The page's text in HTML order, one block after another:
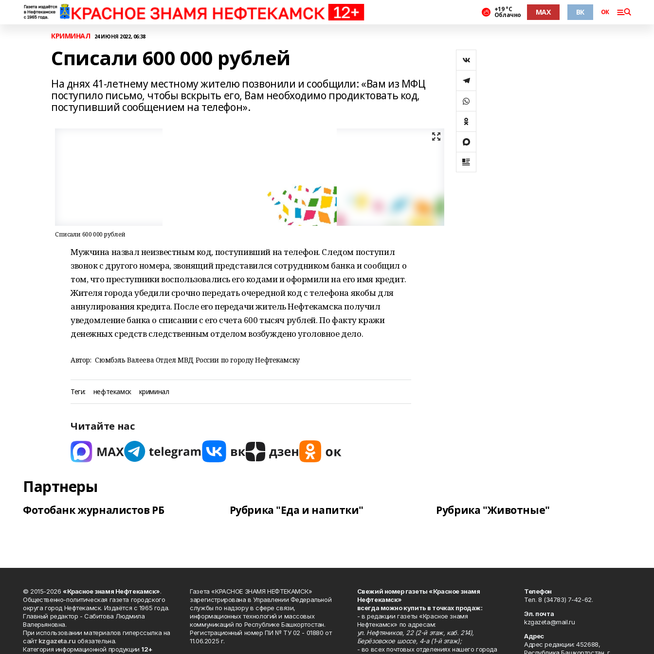
+19 °С
Облачно MAX ВК ОК
КРИМИНАЛ 24 ИЮНЯ 2022, 06:38
Списали 600 000 рублей
На днях 41-летнему местному жителю позвонили и сообщили: «Вам из МФЦ
поступило письмо, чтобы вскрыть его, Вам необходимо продиктовать код,
поступивший сообщением на телефон».
Списали 600 000 рублей
Мужчина назвал неизвестным код, поступивший на телефон. Следом поступил
звонок с другого номера, звонящий представился сотрудником банка и сообщил о
том, что преступники воспользовались его кодами и оформили на его имя кредит.
Жителя города убедили срочно передать очередной код с телефона якобы для
аннулирования кредита. После его передачи житель Нефтекамска получил
уведомление банка о списании с его счета 600 тысяч рублей. По факту кражи
денежных средств следственным отделом возбуждено уголовное дело.
Автор: Сюмбэль Валеева Отдел МВД России по городу Нефтекамску
Теги: нефтекамск криминал
Читайте нас
Партнеры
Фотобанк журналистов РБ Рубрика "Еда и напитки" Рубрика "Животные"
© 2015-2026 «Красное знамя Нефтекамск».
Общественно-политическая газета городского
округа город Нефтекамск. Издаётся с 1965 года.
Главный редактор - Сабитова Людмила
Валерьяновна.
При использовании материалов гиперссылка на
сайтkzgazeta.ru обязательна.
Категория информационной продукции 12+
Газета «КРАСНОЕ ЗНАМЯ НЕФТЕКАМСК»
зарегистрирована в Управлении Федеральной
службы по надзору в сфере связи,
информационных технологий и массовых
коммуникаций по Республике Башкортостан.
Регистрационный номер ПИ № ТУ 02 - 01880 от
11.06.2025 г.
Свежий номер газеты «Красное знамя
Нефтекамск»
всегда можно купить в точках продаж:
- в редакции газеты «Красное знамя
Нефтекамск» по адресам:
ул. Нефтяников, 22 (2-й этаж, каб. 214),
Берёзовское шоссе, 4-а (1-й этаж);
- во всех почтовых отделениях нашего города
Телефон
Тел. 8 (34783) 7-42-62.
Эл. почта
kzgazeta@mail.ru
Адрес
Адрес редакции: 452688,